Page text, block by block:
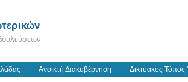
Ανοικτή Διακυβέρνηση Δικτυακός Τόπος